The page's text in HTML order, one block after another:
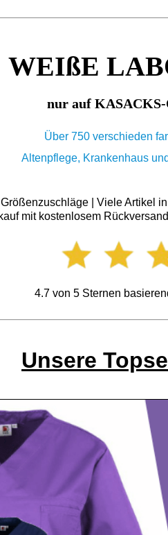
WEIßE
nur auf
Über 750 verschieden
Altenpflege, Krankenhaus
| Viele Artikel
mit kostenlosem
4.7von 5Sternen
Unsere